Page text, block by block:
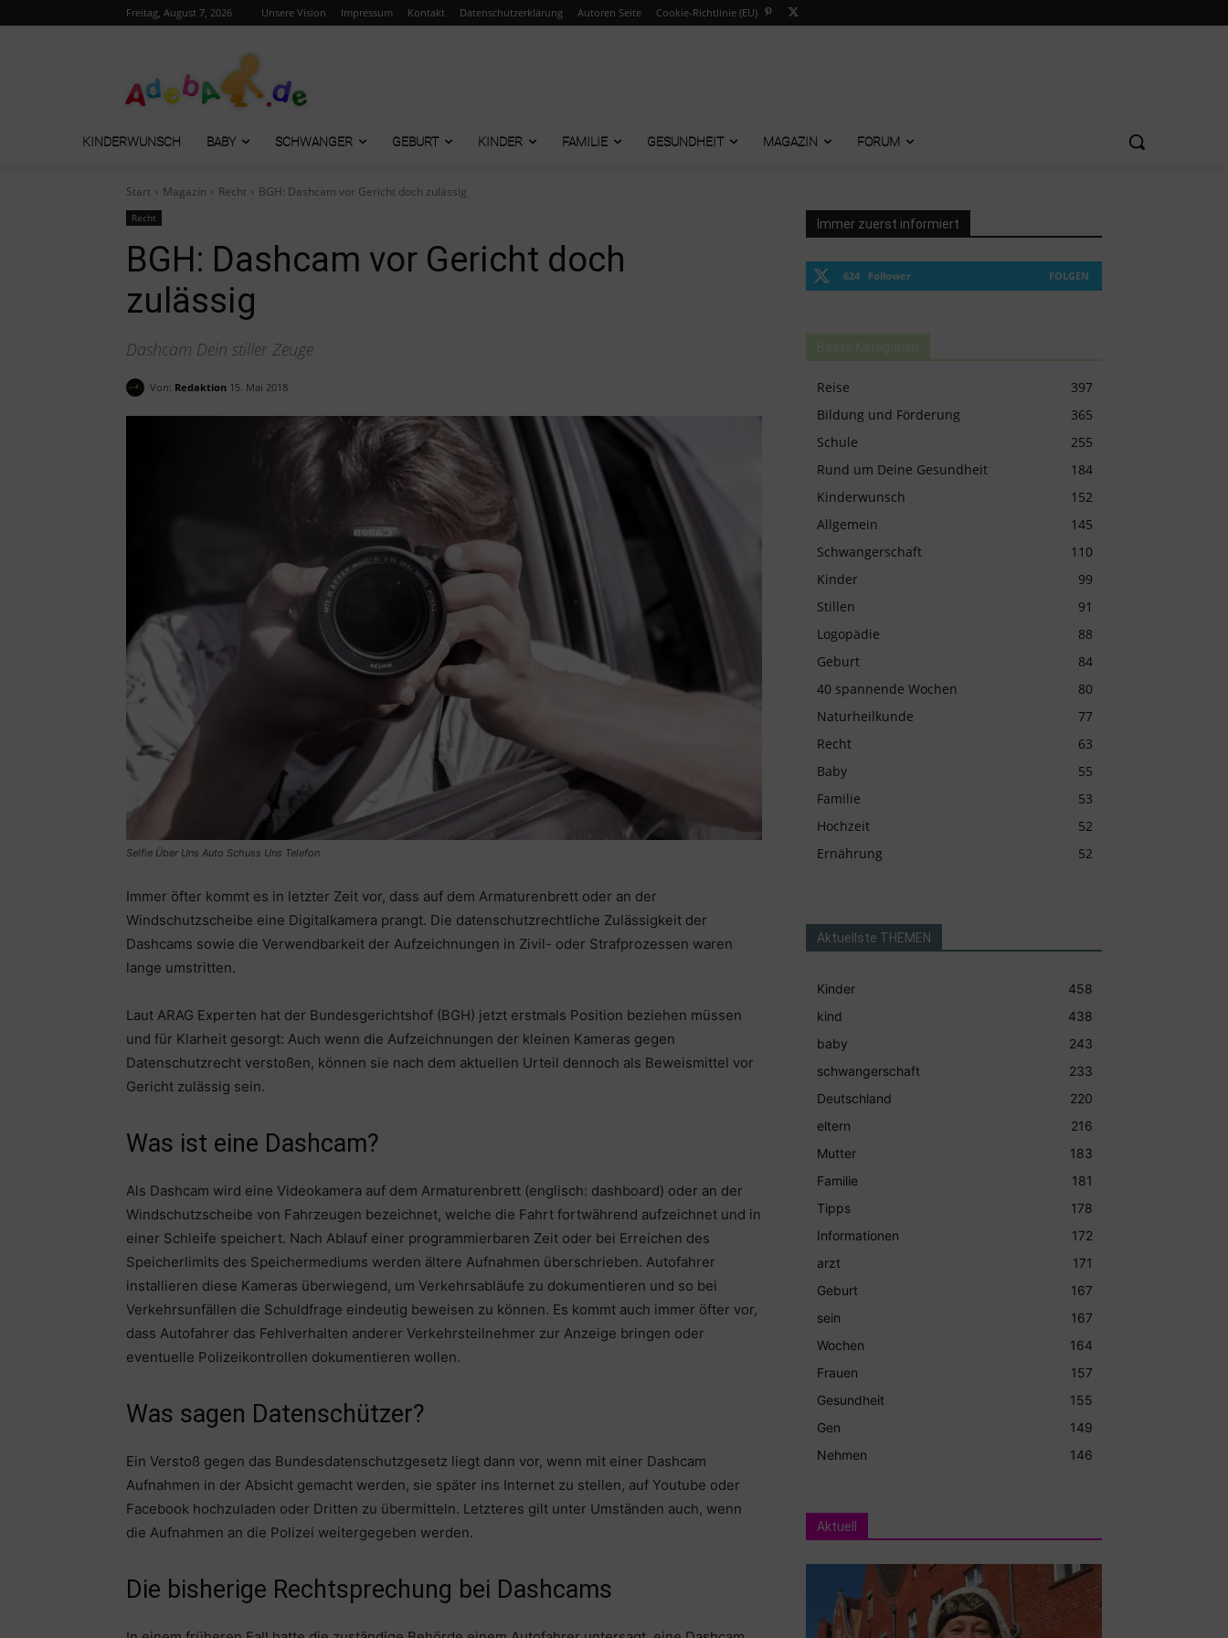
Freitag, August 7, 2026 Unsere Vision Impressum Kontakt Datenschutzerklärung Autoren Seite Cookie-Richtlinie (EU)
KINDERWUNSCH BABY SCHWANGER GEBURT KINDER FAMILIE GESUNDHEIT MAGAZIN FORUM
Start Magazin Recht BGH: Dashcam vor Gericht doch zulässig
Recht
BGH: Dashcam vor Gericht doch
zulässig
Dashcam Dein stiller Zeuge
Von: Redaktion 15. Mai 2018
Selfie Über Uns Auto Schuss Uns Telefon
Immer öfter kommt es in letzter Zeit vor, dass auf dem Armaturenbrett oder an der
Windschutzscheibe eine Digitalkamera prangt. Die datenschutzrechtliche Zulässigkeit der
Dashcams sowie die Verwendbarkeit der Aufzeichnungen in Zivil- oder Strafprozessen waren
lange umstritten.
Laut ARAG Experten hat der Bundesgerichtshof (BGH) jetzt erstmals Position beziehen müssen
und für Klarheit gesorgt: Auch wenn die Aufzeichnungen der kleinen Kameras gegen
Datenschutzrecht verstoßen, können sie nach dem aktuellen Urteil dennoch als Beweismittel vor
Gericht zulässig sein.
Was ist eine Dashcam?
Als Dashcam wird eine Videokamera auf dem Armaturenbrett (englisch: dashboard) oder an der
Windschutzscheibe von Fahrzeugen bezeichnet, welche die Fahrt fortwährend aufzeichnet und in
einer Schleife speichert. Nach Ablauf einer programmierbaren Zeit oder bei Erreichen des
Speicherlimits des Speichermediums werden ältere Aufnahmen überschrieben. Autofahrer
installieren diese Kameras überwiegend, um Verkehrsabläufe zu dokumentieren und so bei
Verkehrsunfällen die Schuldfrage eindeutig beweisen zu können. Es kommt auch immer öfter vor,
dass Autofahrer das Fehlverhalten anderer Verkehrsteilnehmer zur Anzeige bringen oder
eventuelle Polizeikontrollen dokumentieren wollen.
Was sagen Datenschützer?
Ein Verstoß gegen das Bundesdatenschutzgesetz liegt dann vor, wenn mit einer Dashcam
Aufnahmen in der Absicht gemacht werden, sie später ins Internet zu stellen, auf Youtube oder
Facebook hochzuladen oder Dritten zu übermitteln. Letzteres gilt unter Umständen auch, wenn
die Aufnahmen an die Polizei weitergegeben werden.
Die bisherige Rechtsprechung bei Dashcams
Immer zuerst informiert
624 Follower FOLGEN
Reise
397
Bildung und Förderung
365
Schule
255
Rund um Deine Gesundheit
184
Kinderwunsch
152
Allgemein
145
Schwangerschaft
110
Kinder
99
Stillen
91
Logopädie
88
Geburt
84
40 spannende Wochen
80
Naturheilkunde
77
Recht
63
Baby
55
Familie
53
Hochzeit
52
Ernährung
52
Aktuellste THEMEN
Kinder
458
kind
438
baby
243
schwangerschaft
233
Deutschland
220
eltern
216
Mutter
183
Familie
181
Tipps
178
Informationen
172
arzt
171
Geburt
167
sein
167
Wochen
164
Frauen
157
Gesundheit
155
Gen
149
Nehmen
146
Aktuell